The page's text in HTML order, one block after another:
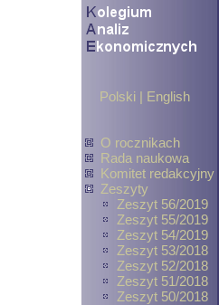
Polski | English
O rocznikach
Rada naukowa
Komitet redakcyjny
Zeszyty
Zeszyt 56/2019
Zeszyt 55/2019
Zeszyt 54/2019
Zeszyt 53/2018
Zeszyt 52/2018
Zeszyt 51/2018
Zeszyt 50/2018